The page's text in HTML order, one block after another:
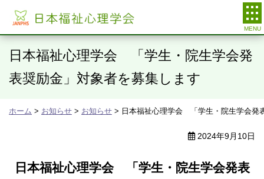
日本福祉心理学会 「学生・院生学会発
表奨励金」対象者を募集します
ホーム > お知らせ > お知らせ > 日本福祉心理学会 「学生・院生学会発
2024年9月10日
日本福祉心理学会 「学生・院生学会発表